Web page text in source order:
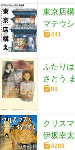
東京店
マテウ
441
ふたり
さとう
88
クリス
伊坂幸
4289